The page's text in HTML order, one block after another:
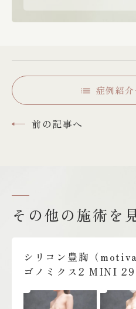
前の記事へ
症例紹
その他の施術を
シリコン豊胸（
ゴノミクス2 MINI